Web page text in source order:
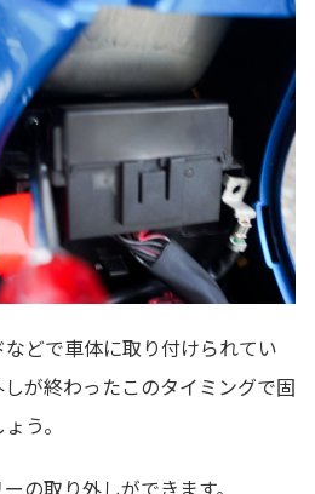
どで車体に取り付けられてい
が終わったこのタイミングで固
う。
の取り外しができます。